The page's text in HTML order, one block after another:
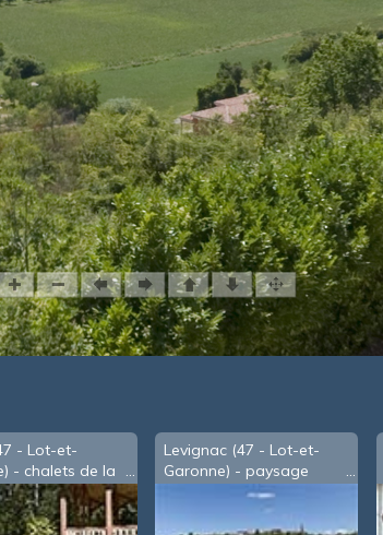
- Lot-et-
- chalets de la
Levignac (47 - Lot-et-
Garonne) - paysage